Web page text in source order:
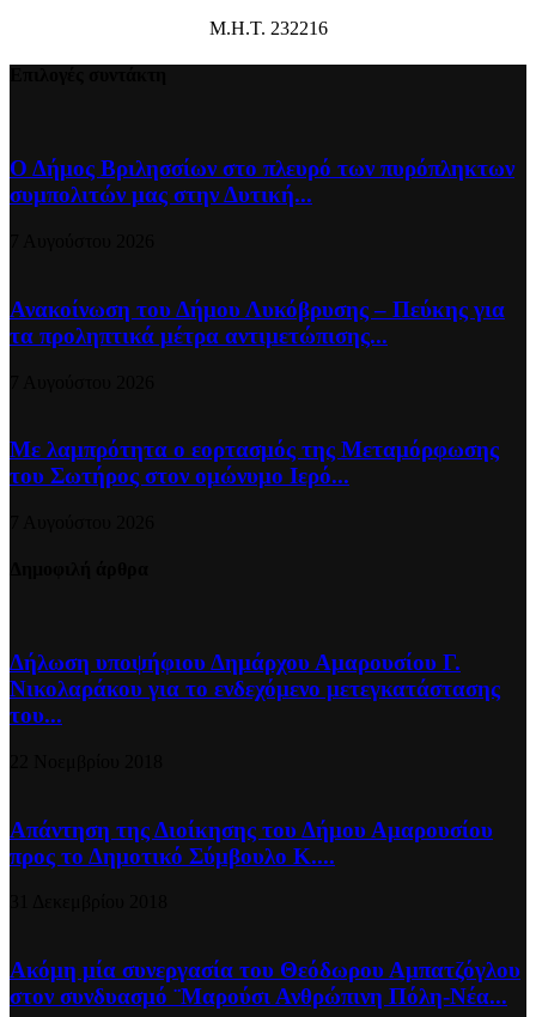
Μ.Η.Τ. 232216
Ο Δήμος Βριλησσίων στο πλευρό των πυρόπληκτων
συμπολιτών μας στην Δυτική...
Ανακοίνωση του Δήμου Λυκόβρυσης – Πεύκης για
τα προληπτικά μέτρα αντιμετώπισης...
Με λαμπρότητα ο εορτασμός της Μεταμόρφωσης
του Σωτήρος στον ομώνυμο Ιερό...
Δήλωση υποψήφιου Δημάρχου Αμαρουσίου Γ.
Νικολαράκου για το ενδεχόμενο μετεγκατάστασης
του...
Απάντηση της Διοίκησης του Δήμου Αμαρουσίου
προς το Δημοτικό Σύμβουλο Κ....
Ακόμη μία συνεργασία του Θεόδωρου Αμπατζόγλου
στον συνδυασμό ¨Μαρούσι Ανθρώπινη Πόλη-Νέα...